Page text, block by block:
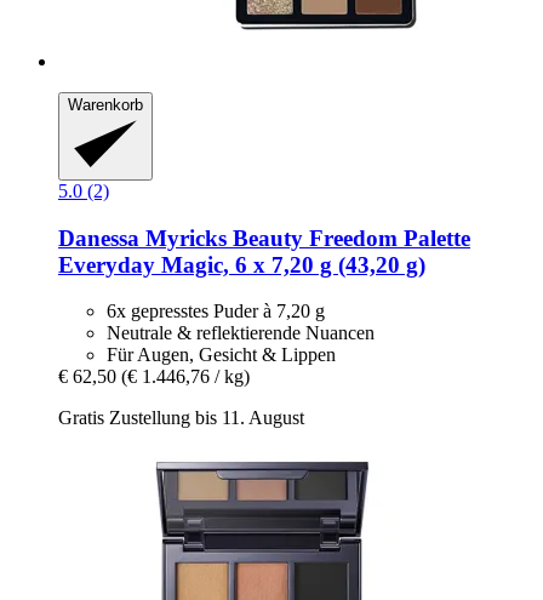
Warenkorb
5.0 (2)
Danessa Myricks Beauty Freedom Palette
Everyday Magic, 6 x 7,20 g (43,20 g)
6x gepresstes Puder à 7,20 g
Neutrale & reflektierende Nuancen
Für Augen, Gesicht & Lippen
€ 62,50 (€ 1.446,76 / kg)
Gratis Zustellung bis 11. August